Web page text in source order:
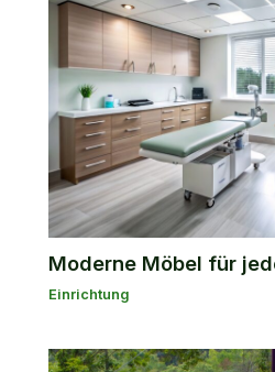
Moderne Möbel für
Einrichtung